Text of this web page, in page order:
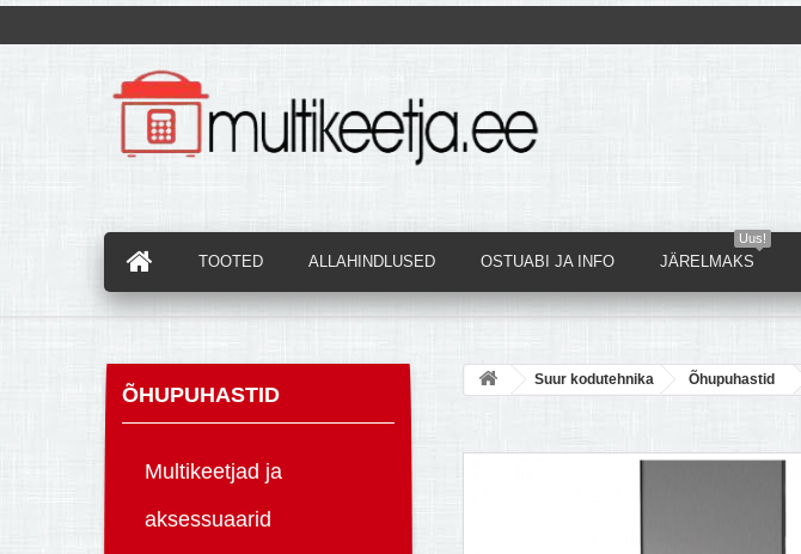
TOOTED ALLAHINDLUSED OSTUABI JA INFO
Uus!
JÄRELMAKS
ÕHUPUHASTID
Multikeetjad ja
aksessuaarid
Suur kodutehnika Õhupuhastid